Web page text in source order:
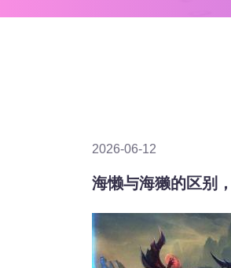
2026-06-12
海懒与海獭的区别